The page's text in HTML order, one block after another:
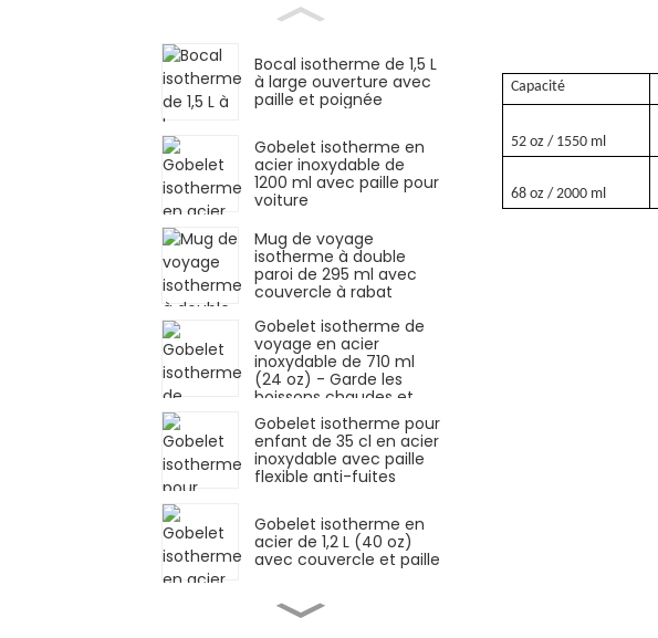
Bocal isotherme de 1,5 L
à large ouverture avec
paille et poignée
Gobelet isotherme en
acier inoxydable de
1200 ml avec paille pour
voiture
Mug de voyage
isotherme à double
paroi de 295 ml avec
couvercle à rabat
Gobelet isotherme de
voyage en acier
inoxydable de 710 ml
(24 oz) - Garde les
boissons chaudes et
froides
Gobelet isotherme pour
enfant de 35 cl en acier
inoxydable avec paille
flexible anti-fuites
Gobelet isotherme en
acier de 1,2 L (40 oz)
avec couvercle et paille
Gobelet isotherme en
inox de 1,2 L avec
Capacité
52 oz / 1550 ml
68 oz / 2000 ml